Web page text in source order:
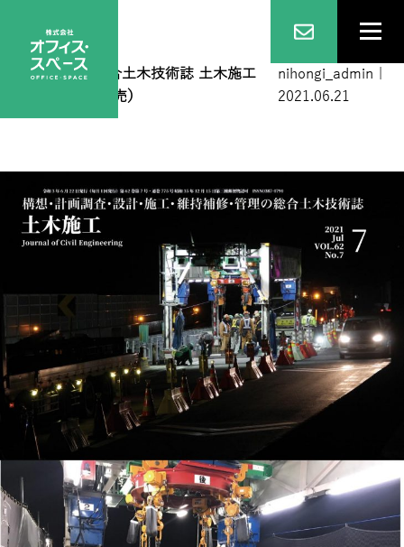
7月号表1| ←
総合土木技術誌 土木施工
2021年7月号（完売）
nihongi_admin
2021.06.21